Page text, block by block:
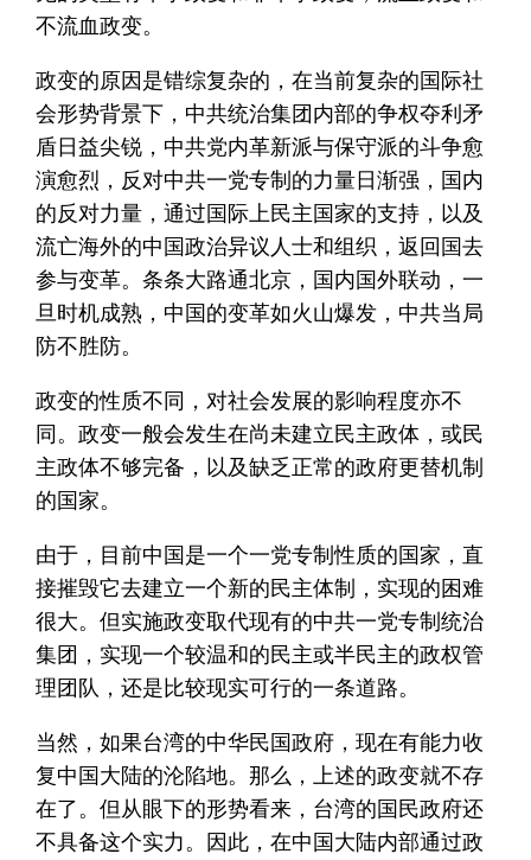
不流血政变。
政变的原因是错综复杂的，在当前复杂的国际社
会形势背景下，中共统治集团内部的争权夺利矛
盾日益尖锐，中共党内革新派与保守派的斗争愈
演愈烈，反对中共一党专制的力量日渐强，国内
的反对力量，通过国际上民主国家的支持，以及
流亡海外的中国政治异议人士和组织，返回国去
参与变革。条条大路通北京，国内国外联动，一
旦时机成熟，中国的变革如火山爆发，中共当局
防不胜防。
政变的性质不同，对社会发展的影响程度亦不
同。政变一般会发生在尚未建立民主政体，或民
主政体不够完备，以及缺乏正常的政府更替机制
的国家。
由于，目前中国是一个一党专制性质的国家，直
接摧毁它去建立一个新的民主体制，实现的困难
很大。但实施政变取代现有的中共一党专制统治
集团，实现一个较温和的民主或半民主的政权管
理团队，还是比较现实可行的一条道路。
当然，如果台湾的中华民国政府，现在有能力收
复中国大陆的沦陷地。那么，上述的政变就不存
在了。但从眼下的形势看来，台湾的国民政府还
不具备这个实力。因此，在中国大陆内部通过政